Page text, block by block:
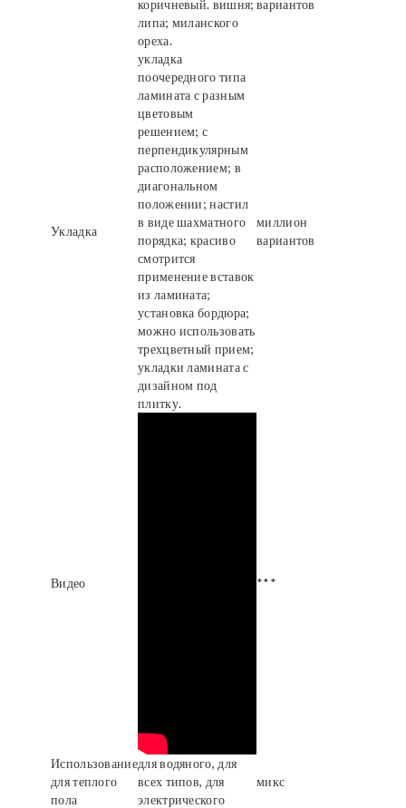
коричневый. вишня;
липа; миланского
ореха.
вариантов
Укладка
укладка
поочередного типа
ламината с разным
цветовым
решением; с
перпендикулярным
расположением; в
диагональном
положении; настил
в виде шахматного
порядка; красиво
смотрится
применение вставок
из ламината;
установка бордюра;
можно использовать
трехцветный прием;
укладки ламината с
дизайном под
плитку.
миллион
вариантов
Видео ***
Использование
для теплого
пола
для водяного, для
всех типов, для
электрического
микс